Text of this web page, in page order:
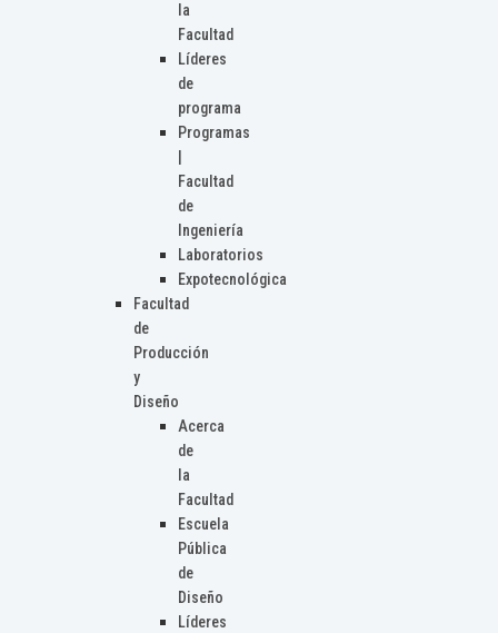
la
Facultad
Líderes
de
programa
Programas
Facultad
de
Ingeniería
Laboratorios
Expotecnológica
Facultad
de
Producción
y
Diseño
Acerca
de
la
Facultad
Escuela
Pública
de
Diseño
Líderes